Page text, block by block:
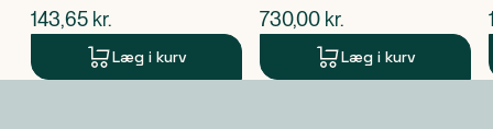
$nuværende pris
143,65 kr.
Læg i kurv
$nuværende pris
730,00 kr.
Læg i kurv